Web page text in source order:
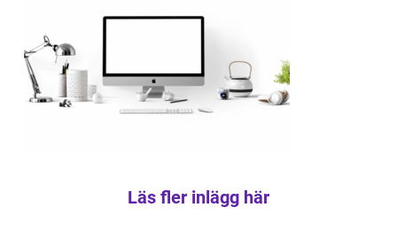
Läs fler inlägg här